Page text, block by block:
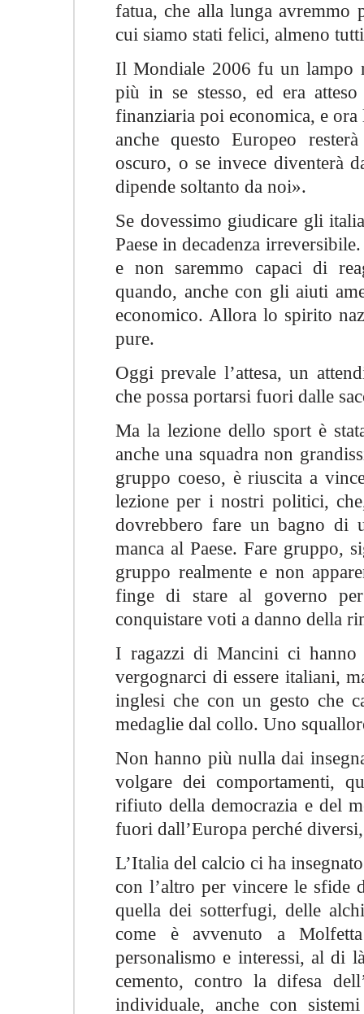
fatua, che alla lunga avremmo
cui siamo stati felici, almeno
Il Mondiale 2006 fu un lampo
più in se stesso, ed era
finanziaria poi economica, e
anche questo Europeo
oscuro, o se invece diventerà
dipende soltanto da noi».
Se dovessimo giudicare gli
Paese in decadenza
e non saremmo capaci di
quando, anche con gli aiuti
economico. Allora lo spirito
pure.
Oggi prevale l’attesa, un
che possa portarsi fuori dalle
Ma la lezione dello sport è
anche una squadra non
gruppo coeso, è riuscita a
lezione per i nostri politici,
dovrebbero fare un bagno di
manca al Paese. Fare gruppo,
gruppo realmente e non
finge di stare al governo
conquistare voti a danno della
I ragazzi di Mancini ci hanno
vergognarci di essere italiani,
inglesi che con un gesto che
medaglie dal collo. Uno
Non hanno più nulla dai
volgare dei comportamenti,
rifiuto della democrazia e del
fuori dall’Europa perché
L’Italia del calcio ci ha
con l’altro per vincere le sfide
quella dei sotterfugi, delle
come è avvenuto a
personalismo e interessi, al di
cemento, contro la difesa
individuale, anche con